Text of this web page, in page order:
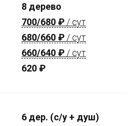
8 дерево
700/680 ₽ / сут
680/660 ₽ / сут
660/640 ₽ / сут
620 ₽
6 дер. (с/у + душ)